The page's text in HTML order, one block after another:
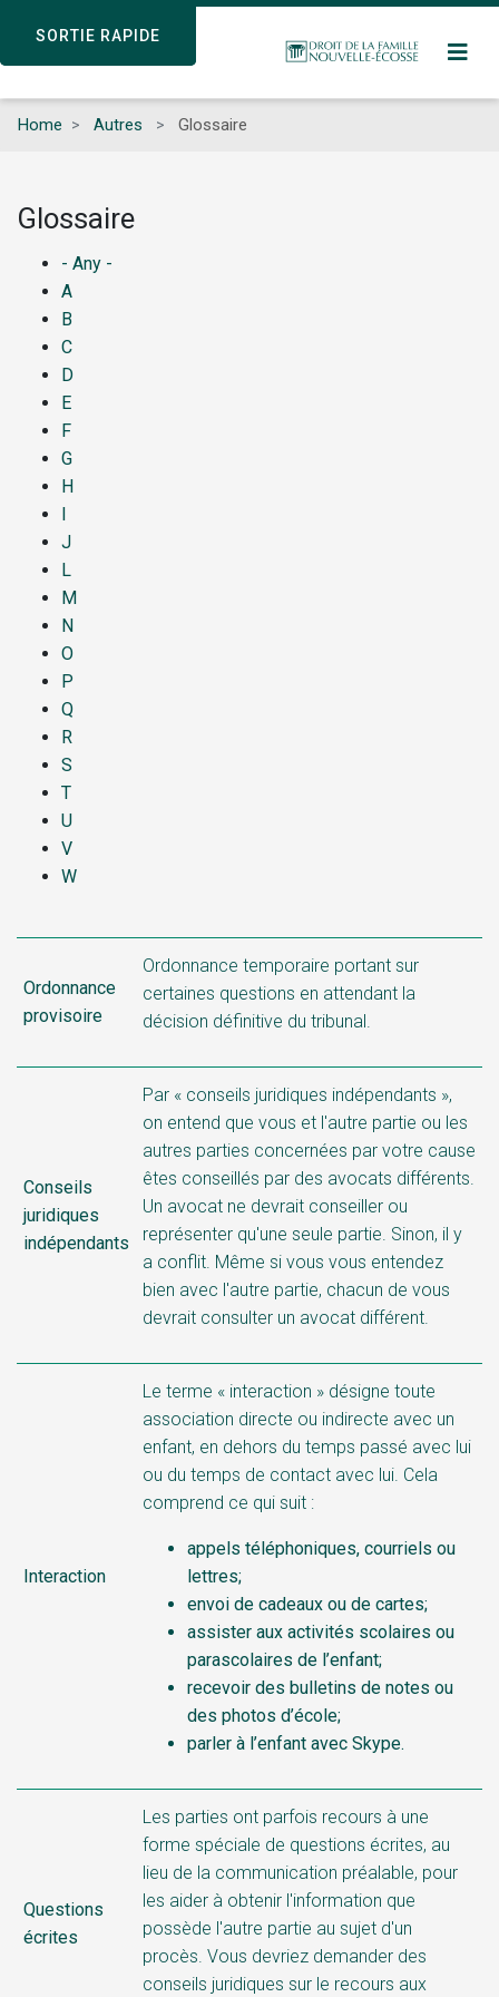
SORTIE RAPIDE
content
SORTIE RAPIDE
Home Autres Glossaire
Glossaire
- Any -
A
B
C
D
E
F
G
H
I
J
L
M
N
O
P
Q
R
S
T
U
V
W
Ordonnance
provisoire
Ordonnance temporaire portant sur
certaines questions en attendant la
décision définitive du tribunal.
Conseils
juridiques
indépendants
Par « conseils juridiques indépendants »,
on entend que vous et l'autre partie ou les
autres parties concernées par votre cause
êtes conseillés par des avocats différents.
Un avocat ne devrait conseiller ou
représenter qu'une seule partie. Sinon, il y
a conflit. Même si vous vous entendez
bien avec l'autre partie, chacun de vous
devrait consulter un avocat différent.
Interaction
Le terme « interaction » désigne toute
association directe ou indirecte avec un
enfant, en dehors du temps passé avec lui
ou du temps de contact avec lui. Cela
comprend ce qui suit :
appels téléphoniques, courriels ou
lettres;
envoi de cadeaux ou de cartes;
assister aux activités scolaires ou
parascolaires de l’enfant;
recevoir des bulletins de notes ou
des photos d’école;
parler à l’enfant avec Skype.
Questions
écrites
Les parties ont parfois recours à une
forme spéciale de questions écrites, au
lieu de la communication préalable, pour
les aider à obtenir l'information que
possède l'autre partie au sujet d'un
procès. Vous devriez demander des
conseils juridiques sur le recours aux